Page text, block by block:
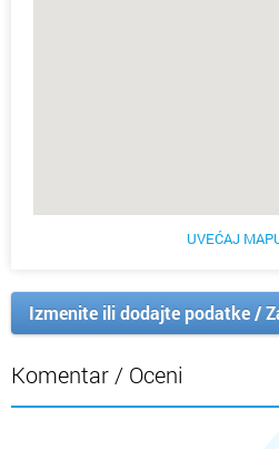
UVEĆAJ
Izmenite ili dodajte podatke /
Komentar / Oceni